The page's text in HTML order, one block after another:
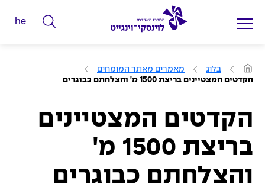
ה
ל
ל
he
ע
מ
ו
ב
ת
בלוג
מאמרים מאתר המומחים
הקדטים המצטיינים בריצת 1500 מ' והצלחתם כבוגרים
הקדטים המצטיינים
בריצת 1500 מ'
והצלחתם כבוגרים